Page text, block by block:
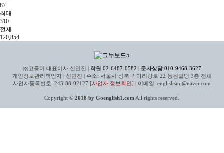
87
최대
310
전체
120,854
㈜고등어 대표이사 신민진 | 학원:02-6487-0582 | 문자상담:010-9468-3627
개인정보관리책임자 | 신민진 | 주소: 서울시 성북구 아리랑로 22 동원빌딩 3층 전체
사업자등록번호: 243-88-02127 [사업자 정보확인] | 이메일: englishsmj@naver.com
Copyright © 2018 by Goenglish1.com All rights reserved.